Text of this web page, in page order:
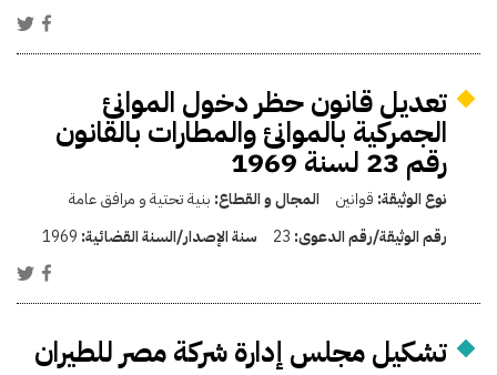
تعديل قانون حظر دخول الموانئ
الجمركية بالموانئ والمطارات بالقانون
رقم 23 لسنة 1969
نوع الوثيقة: قوانين المجال و القطاع: بنية تحتية و مرافق عامة
رقم الوثيقة/رقم الدعوى: 23 سنة الإصدار/السنة القضائية: 1969
تشكيل مجلس إدارة شركة مصر للطيران